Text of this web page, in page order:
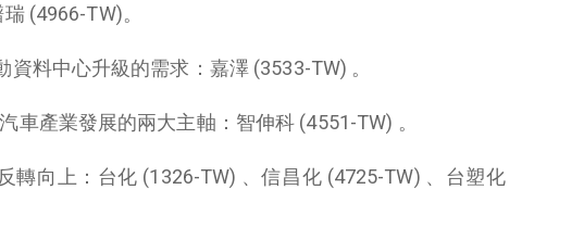
(4966-TW)。
料中心升級的需求：嘉澤 (3533-TW) 。
車產業發展的兩大主軸：智伸科 (4551-TW) 。
向上：台化 (1326-TW) 、信昌化 (4725-TW) 、台塑化